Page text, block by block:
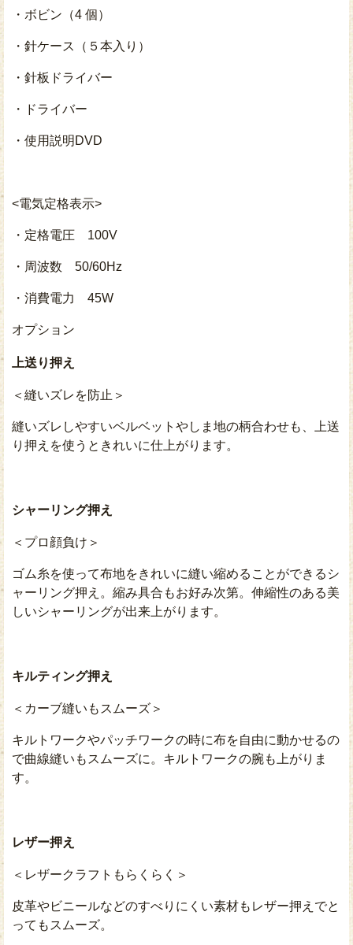
・ボビン（4 個）
・針ケース（５本入り）
・針板ドライバー
・ドライバー
・使用説明DVD
<電気定格表示>
・定格電圧 100V
・周波数 50/60Hz
・消費電力 45W
オプション
上送り押え
＜縫いズレを防止＞
縫いズレしやすいベルベットやしま地の柄合わせも、上送
り押えを使うときれいに仕上がります。
シャーリング押え
＜プロ顔負け＞
ゴム糸を使って布地をきれいに縫い縮めることができるシ
ャーリング押え。縮み具合もお好み次第。伸縮性のある美
しいシャーリングが出来上がります。
キルティング押え
＜カーブ縫いもスムーズ＞
キルトワークやパッチワークの時に布を自由に動かせるの
で曲線縫いもスムーズに。キルトワークの腕も上がりま
す。
レザー押え
＜レザークラフトもらくらく＞
皮革やビニールなどのすべりにくい素材もレザー押えでと
ってもスムーズ。